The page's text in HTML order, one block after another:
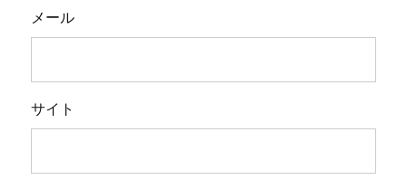
メール
サイト